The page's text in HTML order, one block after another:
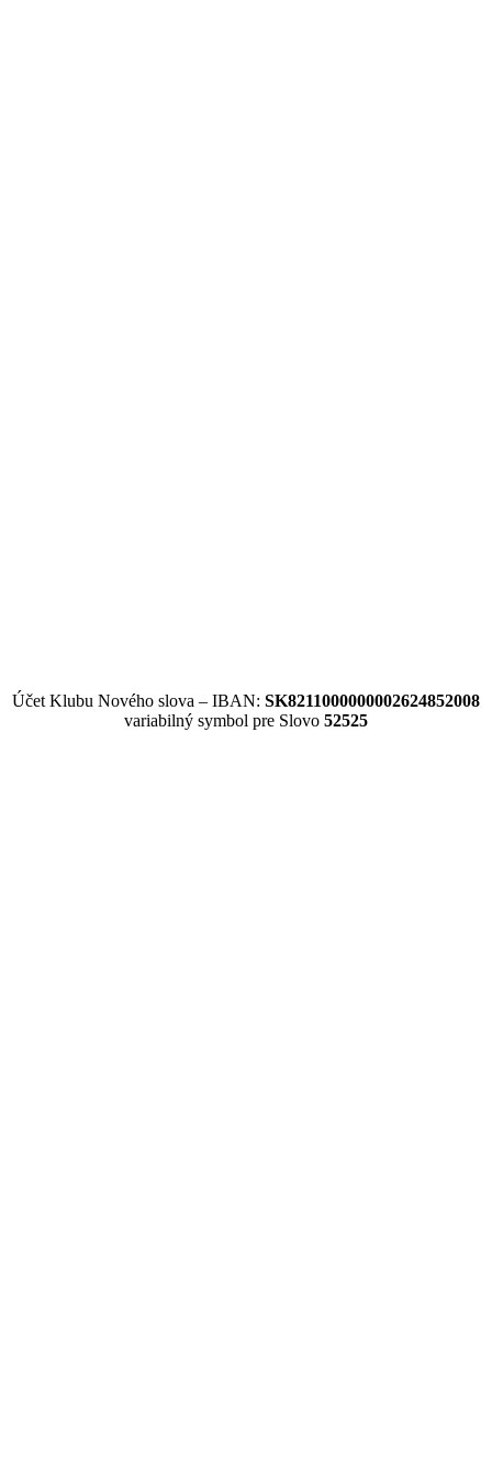
Účet Klubu Nového slova – IBAN: SK8211000000002624852008
variabilný symbol pre Slovo 52525